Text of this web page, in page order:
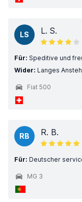
LS L. S.
Für: Speditive und
Wider: Langes
Fiat 500
RB R. B.
Für: Deutscher
MG 3